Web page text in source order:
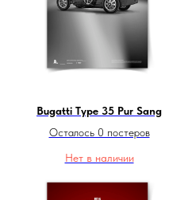
Bugatti Type 35 Pur Sang
Осталось 0 постеров
Нет в наличии